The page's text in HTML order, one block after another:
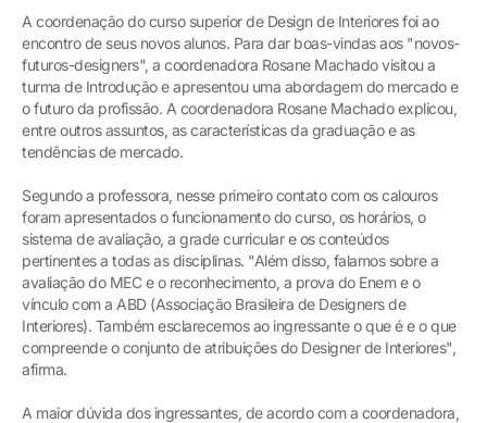
A coordenação do curso superior de Design de Interiores foi ao
encontro de seus novos alunos. Para dar boas-vindas aos "novos-
futuros-designers", a coordenadora Rosane Machado visitou a
turma de Introdução e apresentou uma abordagem do mercado e
o futuro da profissão. A coordenadora Rosane Machado explicou,
entre outros assuntos, as características da graduação e as
tendências de mercado.
Segundo a professora, nesse primeiro contato com os calouros
foram apresentados o funcionamento do curso, os horários, o
sistema de avaliação, a grade curricular e os conteúdos
pertinentes a todas as disciplinas. "Além disso, falamos sobre a
avaliação do MEC e o reconhecimento, a prova do Enem e o
vínculo com a ABD (Associação Brasileira de Designers de
Interiores). Também esclarecemos ao ingressante o que é e o que
compreende o conjunto de atribuições do Designer de Interiores",
afirma.
A maior dúvida dos ingressantes, de acordo com a coordenadora,